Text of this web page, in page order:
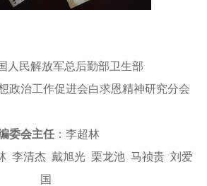
人民解放军总后勤部卫生部
政治工作促进会白求恩精神研究分会
委会主任 ：李超林
李清杰 戴旭光 栗龙池 马祯贵 刘爱
国